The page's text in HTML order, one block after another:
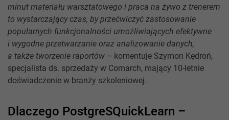
minut materiału warsztatowego i praca na żywo z trenerem
to wystarczający czas, by przećwiczyć zastosowanie
popularnych funkcjonalności umożliwiających efektywne
i wygodne przetwarzanie oraz analizowanie danych,
a także tworzenie raportów – komentuje Szymon Kędroń,
specjalista ds. sprzedaży w Comarch, mający 10-letnie
doświadczenie w branży szkoleniowej.
Dlaczego PostgreSQuickLearn –